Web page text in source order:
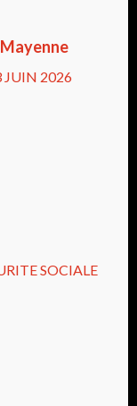
JUIN 2026
SOCIALE